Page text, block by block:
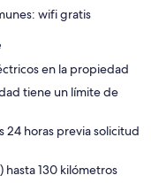
wifi gratis
en la propiedad
tiene un límite de
24 horas previa solicitud
hasta 130 kilómetros